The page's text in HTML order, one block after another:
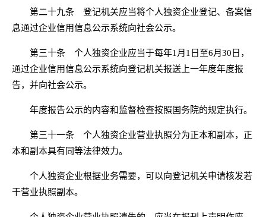
第二十九条 登记机关应当将个人独资企业登记、备案信
息通过企业信用信息公示系统向社会公示。
第三十条 个人独资企业应当于每年1月1日至6月30日，
通过企业信用信息公示系统向登记机关报送上一年度年度报
告，并向社会公示。
年度报告公示的内容和监督检查按照国务院的规定执行。
第三十一条 个人独资企业营业执照分为正本和副本，正
本和副本具有同等法律效力。
个人独资企业根据业务需要，可以向登记机关申请核发若
干营业执照副本。